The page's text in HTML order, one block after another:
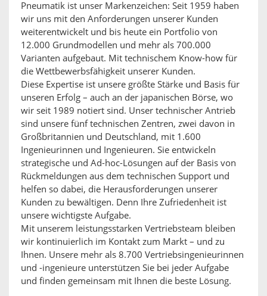
Pneumatik ist unser Markenzeichen: Seit 1959 haben
wir uns mit den Anforderungen unserer Kunden
weiterentwickelt und bis heute ein Portfolio von
12.000 Grundmodellen und mehr als 700.000
Varianten aufgebaut. Mit technischem Know-how für
die Wettbewerbsfähigkeit unserer Kunden.
Diese Expertise ist unsere größte Stärke und Basis für
unseren Erfolg – auch an der japanischen Börse, wo
wir seit 1989 notiert sind. Unser technischer Antrieb
sind unsere fünf technischen Zentren, zwei davon in
Großbritannien und Deutschland, mit 1.600
Ingenieurinnen und Ingenieuren. Sie entwickeln
strategische und Ad-hoc-Lösungen auf der Basis von
Rückmeldungen aus dem technischen Support und
helfen so dabei, die Herausforderungen unserer
Kunden zu bewältigen. Denn Ihre Zufriedenheit ist
unsere wichtigste Aufgabe.
Mit unserem leistungsstarken Vertriebsteam bleiben
wir kontinuierlich im Kontakt zum Markt – und zu
Ihnen. Unsere mehr als 8.700 Vertriebsingenieurinnen
und -ingenieure unterstützen Sie bei jeder Aufgabe
und finden gemeinsam mit Ihnen die beste Lösung.